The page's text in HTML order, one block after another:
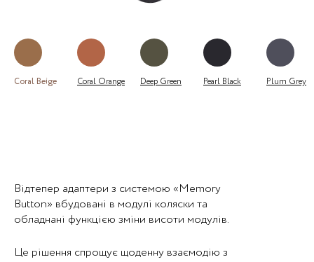
Coral Beige Coral Orange Deep Green Pearl Black Plum Grey
Відтепер адаптери з системою «Memory
Button» вбудовані в модулі коляски та
обладнані функцією зміни висоти модулів.
Це рішення спрощує щоденну взаємодію з